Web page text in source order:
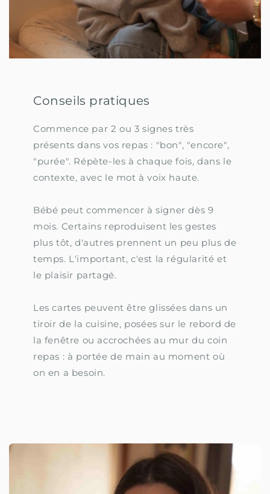
Conseils pratiques
Commence par 2 ou 3 signes très
présents dans vos repas : "bon", "encore",
"purée". Répète-les à chaque fois, dans le
contexte, avec le mot à voix haute.
Bébé peut commencer à signer dès 9
mois. Certains reproduisent les gestes
plus tôt, d'autres prennent un peu plus de
temps. L'important, c'est la régularité et
le plaisir partagé.
Les cartes peuvent être glissées dans un
tiroir de la cuisine, posées sur le rebord de
la fenêtre ou accrochées au mur du coin
repas : à portée de main au moment où
on en a besoin.